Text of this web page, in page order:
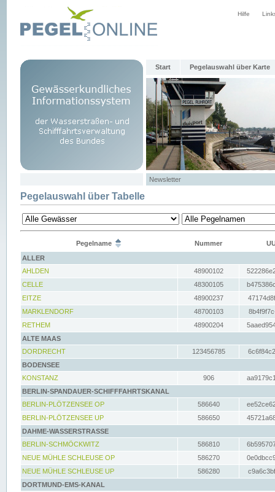
Hilfe
Start Pegelauswahl über Karte
Newsletter
Pegelauswahl über Tabelle
Pegelname Nummer
ALLER
AHLDEN
48900102
CELLE
48300105
EITZE
48900237
MARKLENDORF
48700103
RETHEM
48900204
ALTE MAAS
DORDRECHT
123456785
BODENSEE
KONSTANZ
906
BERLIN-SPANDAUER-SCHIFFFAHRTSKANAL
BERLIN-PLÖTZENSEE OP
586640
BERLIN-PLÖTZENSEE UP
586650
DAHME-WASSERSTRASSE
BERLIN-SCHMÖCKWITZ
586810
NEUE MÜHLE SCHLEUSE OP
586270
NEUE MÜHLE SCHLEUSE UP
586280
DORTMUND-EMS-KANAL